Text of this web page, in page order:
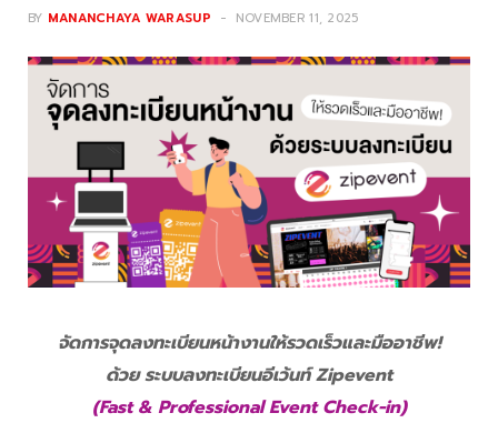
BY MANANCHAYA WARASUP NOVEMBER 11, 2025
จัดการจุดลงทะเบียนหน้างานให้รวดเร็วและมืออาชีพ!
ด้วย ระบบลงทะเบียนอีเว้นท์ Zipevent
(Fast & Professional Event Check-in)